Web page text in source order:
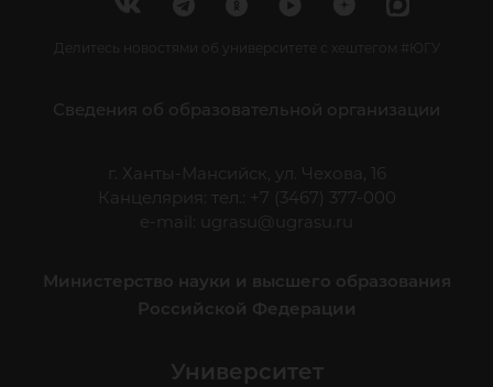
Делитесь новостями об университете с хештегом #ЮГУ
Сведения об образовательной организации
г. Ханты-Мансийск, ул. Чехова, 16
Канцелярия: тел.: +7 (3467) 377-000
e-mail:
ugrasu@ugrasu.ru
Министерство науки и высшего образования
Российской Федерации
Университет